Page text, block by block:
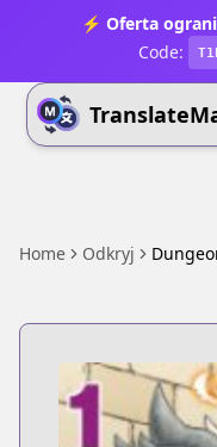
⚡ Oferta
Code:
Home Odkryj